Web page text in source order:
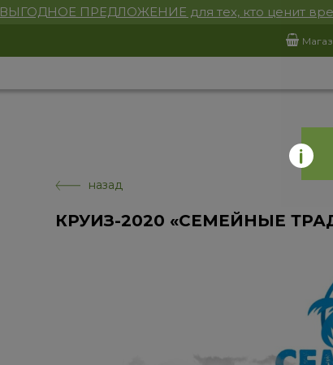
ВЫГОДНОЕ ПРЕДЛОЖЕНИЕ для тех, кто ценит
назад
КРУИЗ-2020 «СЕМЕЙНЫЕ